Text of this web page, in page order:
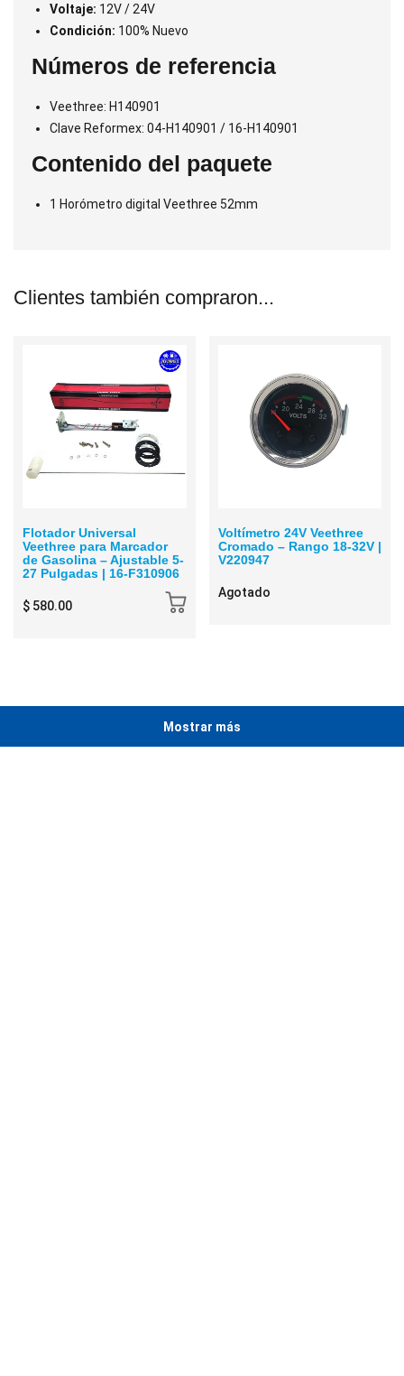
Voltaje: 12V / 24V
Condición: 100% Nuevo
Números de referencia
Veethree: H140901
Clave Reformex: 04-H140901 / 16-H140901
Contenido del paquete
1 Horómetro digital Veethree 52mm
Clientes también compraron...
Flotador Universal
Veethree para Marcador
de Gasolina – Ajustable 5-
27 Pulgadas | 16-F310906
$ 580.00
Voltímetro 24V Veethree
Cromado – Rango 18-32V |
V220947
Agotado
Mostrar más